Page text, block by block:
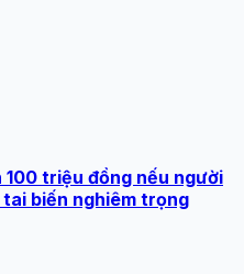
triệu đồng nếu người
biến nghiêm trọng